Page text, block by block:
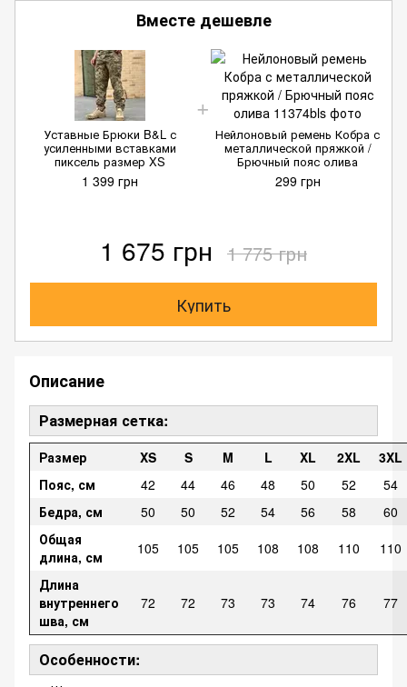
Вместе дешевле
Уставные Брюки B&L с
усиленными вставками
пиксель размер XS
1 399 грн
Нейлоновый ремень Кобра с
металлической пряжкой /
Брючный пояс олива
299 грн
1 675 грн 1 775 грн
Купить
Описание
Размерная сетка:
Размер XS S M L XL 2XL
3XL
Пояс, см
42 44 46 48 50 52
54
Бедра, см
50 50 52 54 56 58
60
Общая
длина, см
105 105 105 108 108 110
110
Длина
внутреннего
шва, см
72 72 73 73 74 76 77
Особенности: